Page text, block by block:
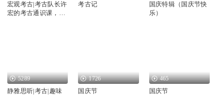
宏观考古|考古队长许
宏的考古通识课，从
考古记
国庆特辑（国庆节快
乐）
5289
静雅思听|考古|趣味
1726
国庆节
465
国庆节